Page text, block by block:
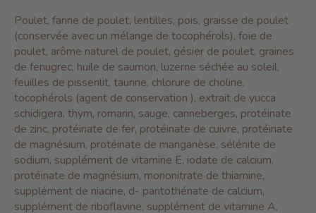
Poulet, farine de poulet, lentilles, pois, graisse de poulet
(conservée avec un mélange de tocophérols), foie de
poulet, arôme naturel de poulet, gésier de poulet, graines
de fenugrec, huile de saumon, luzerne séchée au soleil,
feuilles de pissenlit, taurine, chlorure de choline,
tocophérols (agent de conservation ), extrait de yucca
schidigera, thym, romarin, sauge, canneberges, protéinate
de zinc, protéinate de fer, protéinate de cuivre, protéinate
de magnésium, protéinate de manganèse, sélénite de
sodium, supplément de vitamine E, iodate de calcium,
protéinate de magnésium, mononitrate de thiamine,
supplément de niacine, d- pantothénate de calcium,
supplément de riboflavine, supplément de vitamine A,